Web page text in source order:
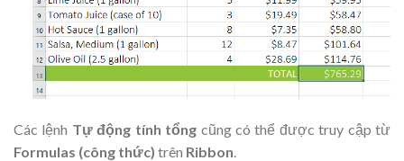
Các lệnh Tự động tính tổng cũng có thể được truy cập từ
Formulas (công thức) trên Ribbon